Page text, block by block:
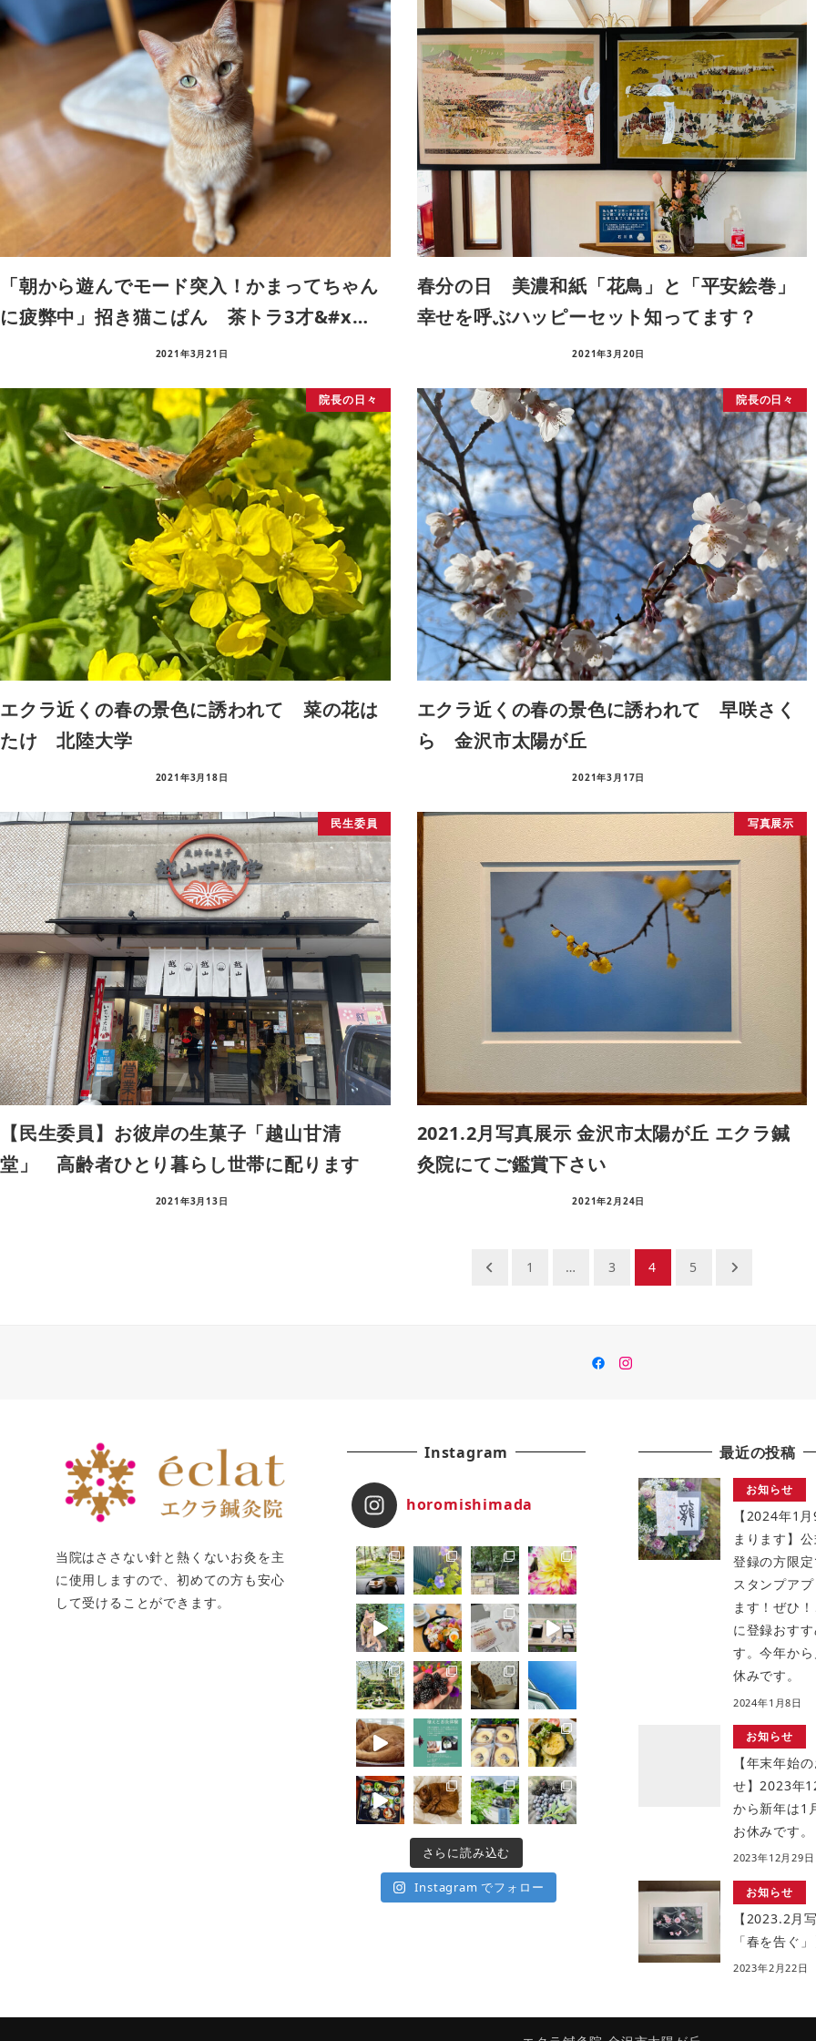
「朝から遊んでモード突入！かまってちゃん
に疲弊中」招き猫こぱん 茶トラ3才&#x…
2021年3月21日
春分の日 美濃和紙「花鳥」と「平安絵巻」
幸せを呼ぶハッピーセット知ってます？
2021年3月20日
院長の日々
エクラ近くの春の景色に誘われて 菜の花は
たけ 北陸大学
2021年3月18日
院長の日々
エクラ近くの春の景色に誘われて 早咲さく
ら 金沢市太陽が丘
2021年3月17日
民生委員
【民生委員】お彼岸の生菓子「越山甘清
堂」 高齢者ひとり暮らし世帯に配ります
2021年3月13日
写真展示
2021.2月写真展示 金沢市太陽が丘 エクラ鍼
灸院にてご鑑賞下さい
2021年2月24日
1 … 3 4 5
Facebook
insutaguramu
当院はささない針と熱くないお灸を主
に使用しますので、初めての方も安心
して受けることができます。
Instagram
horomishimada
さらに読み込む
Instagram でフォロー
最近の投稿
お知らせ
【2024年1
まります】
登録の方限
スタンプア
ます！ぜひ
に登録おす
す。今年か
休みです。
2024年1月8日
お知らせ
【年末年始
せ】2023年
から新年は1
お休みです。
2023年12月29日
お知らせ
【2023.2月
「春を告ぐ
2023年2月22日